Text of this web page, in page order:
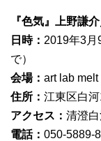
『色気』上野謙
日時： 2019年3
で）
会場： art lab melt
住所： 江東区白
アクセス： 清澄
電話： 050-5889-